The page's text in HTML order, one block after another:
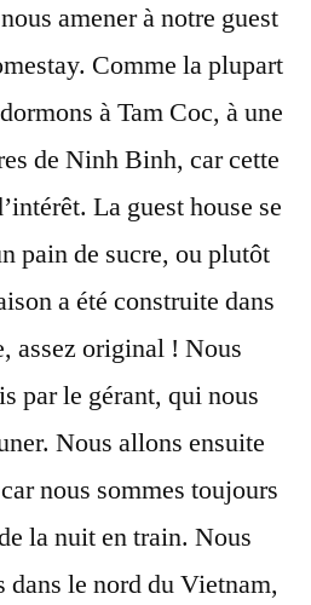
amener à notre guest
Comme la plupart
à Tam Coc, à une
de Ninh Binh, car cette
La guest house se
pain de sucre, ou plutôt
a été construite dans
assez original ! Nous
par le gérant, qui nous
Nous allons ensuite
nous sommes toujours
la nuit en train. Nous
dans le nord du Vietnam,